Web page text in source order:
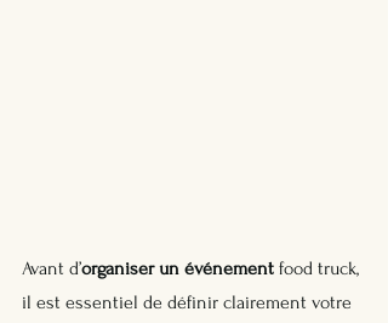
Avant d’organiser un événement food truck,
il est essentiel de définir clairement votre